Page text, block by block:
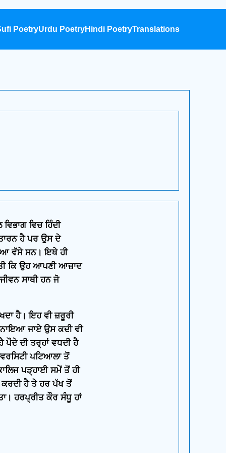
PoetryUrdu PoetryHindi PoetryTranslations
ਵਿਚ ਹਿੰਦੀ
ਹੈ ਪਰ ਉਸ ਦੇ
ਆ ਵੱਸੇ ਸਨ। ਇਥੇ ਹੀ
ਕਿ ਉਹ ਆਪਣੀ ਆਜ਼ਾਦ
ਸਾਥੀ ਹਨ ਜੋ
ਹੈ। ਇਹ ਵੀ ਜ਼ਰੂਰੀ
ਜਾਏ ਉਸ ਕਦੀ ਵੀ
ਪੌਦੇ ਦੀ ਤਰ੍ਹਾਂ ਵਧਦੀ ਹੈ
ਪਟਿਆਲਾ ਤੋਂ
ਪੜ੍ਹਾਈ ਸਮੇਂ ਤੋਂ ਹੀ
ਹੈ ਤੇ ਹਰ ਪੱਖ ਤੋਂ
ਹਰਪ੍ਰੀਤ ਕੌਰ ਸੰਧੂ ਹਾਂ